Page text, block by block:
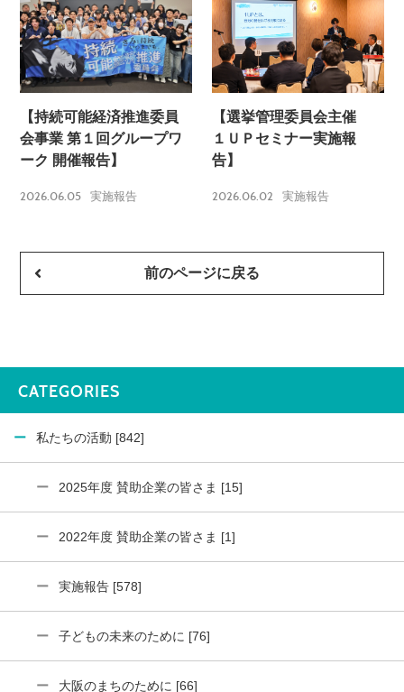
【持続可能経済推進委員
会事業 第１回グループワ
ーク 開催報告】
2026.06.05 実施報告
【選挙管理委員会主催
１ＵＰセミナー実施報
告】
2026.06.02 実施報告
前のページに戻る
CATEGORIES
私たちの活動 [842]
2025年度 賛助企業の皆さま [15]
2022年度 賛助企業の皆さま [1]
実施報告 [578]
子どもの未来のために [76]
大阪のまちのために [66]